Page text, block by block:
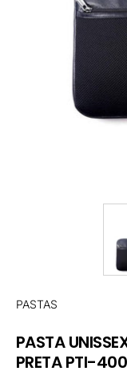
PASTAS
PASTA
PRETA PTI-